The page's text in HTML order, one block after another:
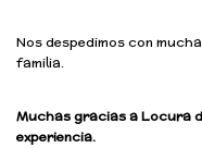
Nos despedimos con
familia.
Muchas gracias a Locura
experiencia.